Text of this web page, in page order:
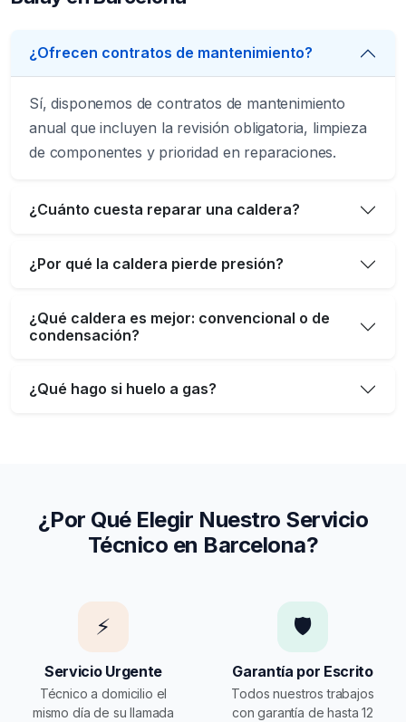
¿Ofrecen contratos de mantenimiento?
Sí, disponemos de contratos de mantenimiento
anual que incluyen la revisión obligatoria, limpieza
de componentes y prioridad en reparaciones.
¿Cuánto cuesta reparar una caldera?
¿Por qué la caldera pierde presión?
¿Qué caldera es mejor: convencional o de
condensación?
¿Qué hago si huelo a gas?
¿Por Qué Elegir Nuestro Servicio
Técnico en Barcelona?
⚡
Servicio Urgente
Técnico a domicilio el
mismo día de su llamada
🛡️
Garantía por Escrito
Todos nuestros trabajos
con garantía de hasta 12